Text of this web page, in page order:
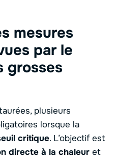
mesures
par le
grosses
plusieurs
lorsque la
critique. L’objectif est
directe à la chaleur et